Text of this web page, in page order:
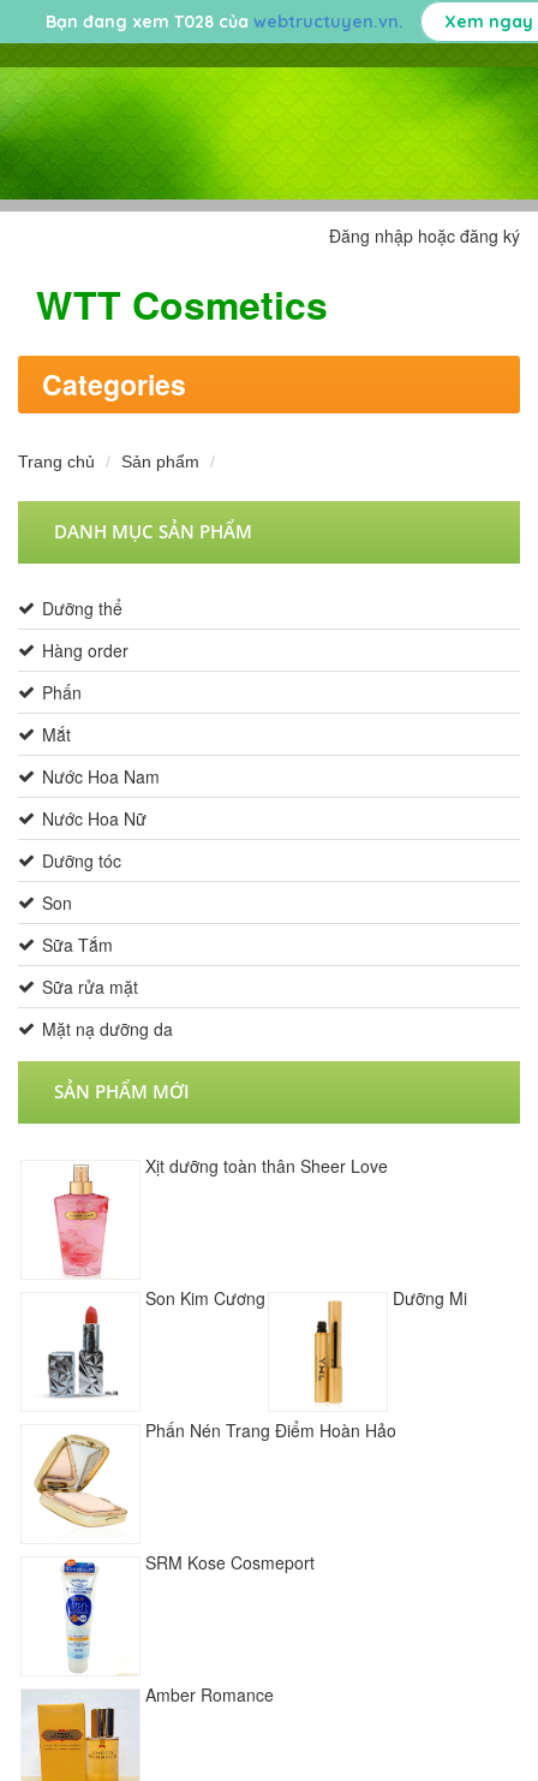
Đăng nhập hoặc đăng ký
WTT Cosmetics
Categories
Trang chủ Sản phẩm
DANH MỤC SẢN PHẨM
Dưỡng thể
Hàng order
Phấn
Mắt
Nước Hoa Nam
Nước Hoa Nữ
Dưỡng tóc
Son
Sữa Tắm
Sữa rửa mặt
Mặt nạ dưỡng da
SẢN PHẨM MỚI
Xịt dưỡng toàn thân Sheer Love
Son Kim Cương Dưỡng Mi
Phấn Nén Trang Điểm Hoàn Hảo
SRM Kose Cosmeport
Amber Romance
Bạn đang xem T028 của webtructuyen.vn. Xem ngay